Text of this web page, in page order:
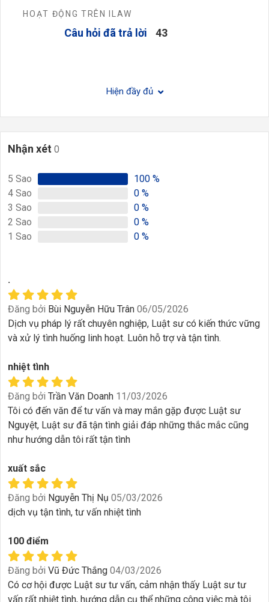
HOẠT ĐỘNG TRÊN ILAW
Câu hỏi đã trả lời 43
Hiện đầy đủ
Nhận xét 0
5 Sao 100 %
4 Sao 0 %
3 Sao 0 %
2 Sao 0 %
1 Sao 0 %
.
Đăng bởi Bùi Nguyễn Hữu Trân 06/05/2026
Dịch vụ pháp lý rất chuyên nghiệp, Luật sư có kiến thức vững
và xử lý tình huống linh hoạt. Luôn hỗ trợ và tận tình.
nhiệt tình
Đăng bởi Trần Văn Doanh 11/03/2026
Tôi có đến văn để tư vấn và may mắn gặp được Luật sư
Nguyệt, Luật sư đã tận tình giải đáp những thắc mắc cũng
như hướng dẫn tôi rất tận tình
xuất sắc
Đăng bởi Nguyễn Thị Nụ 05/03/2026
dịch vụ tận tình, tư vấn nhiệt tình
100 điểm
Đăng bởi Vũ Đức Thắng 04/03/2026
Có cơ hội được Luật sư tư vấn, cảm nhận thấy Luật sư tư
vấn rất nhiệt tình, hướng dẫn cụ thể những công việc mà tôi